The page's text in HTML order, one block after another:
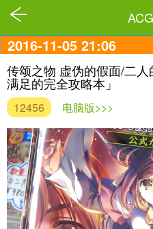
2016-11-05 21:06
传颂之物 虚伪的假面/二
满足的完全攻略本」
12456 电脑版>>>